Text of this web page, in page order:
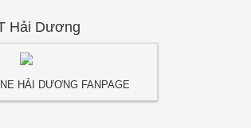
Hải Dương
HẢI DƯƠNG FANPAGE